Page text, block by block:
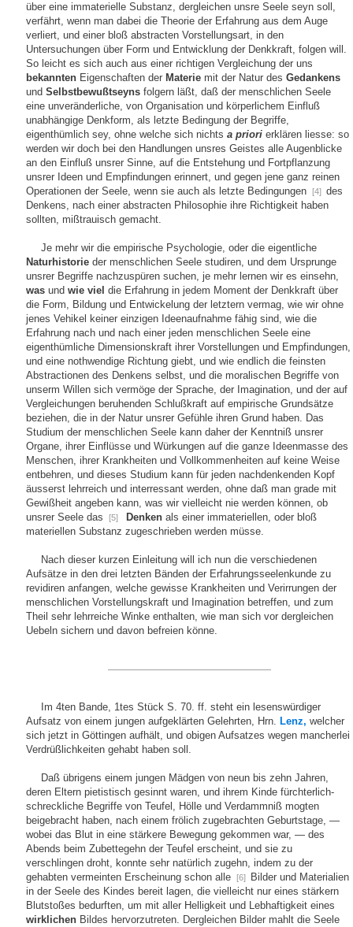
über eine immaterielle Substanz, dergleichen unsre Seele seyn soll,
verfährt, wenn man dabei die Theorie der Erfahrung aus dem Auge
verliert, und einer bloß abstracten Vorstellungsart, in den
Untersuchungen über Form und Entwicklung der Denkkraft, folgen will.
So leicht es sich auch aus einer richtigen Vergleichung der uns
bekannten Eigenschaften der Materie mit der Natur des Gedankens
und Selbstbewußtseyns folgern läßt, daß der menschlichen Seele
eine unveränderliche, von Organisation und körperlichem Einfluß
unabhängige Denkform, als letzte Bedingung der Begriffe,
eigenthümlich sey, ohne welche sich nichts a priori erklären liesse: so
werden wir doch bei den Handlungen unsres Geistes alle Augenblicke
an den Einfluß unsrer Sinne, auf die Entstehung und Fortpflanzung
unsrer Ideen und Empfindungen erinnert, und gegen jene ganz reinen
Operationen der Seele, wenn sie auch als letzte Bedingungen
[4] des
Denkens, nach einer abstracten Philosophie ihre Richtigkeit haben
sollten, mißtrauisch gemacht.
Je mehr wir die empirische Psychologie, oder die eigentliche
Naturhistorie der menschlichen Seele studiren, und dem Ursprunge
unsrer Begriffe nachzuspüren suchen, je mehr lernen wir es einsehn,
was und wie viel die Erfahrung in jedem Moment der Denkkraft über
die Form, Bildung und Entwickelung der letztern vermag, wie wir ohne
jenes Vehikel keiner einzigen Ideenaufnahme fähig sind, wie die
Erfahrung nach und nach einer jeden menschlichen Seele eine
eigenthümliche Dimensionskraft ihrer Vorstellungen und Empfindungen,
und eine nothwendige Richtung giebt, und wie endlich die feinsten
Abstractionen des Denkens selbst, und die moralischen Begriffe von
unserm Willen sich vermöge der Sprache, der Imagination, und der auf
Vergleichungen beruhenden Schlußkraft auf empirische Grundsätze
beziehen, die in der Natur unsrer Gefühle ihren Grund haben. Das
Studium der menschlichen Seele kann daher der Kenntniß unsrer
Organe, ihrer Einflüsse und Würkungen auf die ganze Ideenmasse des
Menschen, ihrer Krankheiten und Vollkommenheiten auf keine Weise
entbehren, und dieses Studium kann für jeden nachdenkenden Kopf
äusserst lehrreich und interressant werden, ohne daß man grade mit
Gewißheit angeben kann, was wir vielleicht nie werden können, ob
unsrer Seele das
[5] Denken als einer immateriellen, oder bloß
materiellen Substanz zugeschrieben werden müsse.
Nach dieser kurzen Einleitung will ich nun die verschiedenen
Aufsätze in den drei letzten Bänden der Erfahrungsseelenkunde zu
revidiren anfangen, welche gewisse Krankheiten und Verirrungen der
menschlichen Vorstellungskraft und Imagination betreffen, und zum
Theil sehr lehrreiche Winke enthalten, wie man sich vor dergleichen
Uebeln sichern und davon befreien könne.
Im 4ten Bande, 1tes Stück S. 70. ff. steht ein lesenswürdiger
Aufsatz von einem jungen aufgeklärten Gelehrten, Hrn. Lenz, welcher
sich jetzt in Göttingen aufhält, und obigen Aufsatzes wegen mancherlei
Verdrüßlichkeiten gehabt haben soll.
Daß übrigens einem jungen Mädgen von neun bis zehn Jahren,
deren Eltern pietistisch gesinnt waren, und ihrem Kinde fürchterlich-
schreckliche Begriffe von Teufel, Hölle und Verdammniß mogten
beigebracht haben, nach einem frölich zugebrachten Geburtstage, —
wobei das Blut in eine stärkere Bewegung gekommen war, — des
Abends beim Zubettegehn der Teufel erscheint, und sie zu
verschlingen droht, konnte sehr natürlich zugehn, indem zu der
gehabten vermeinten Erscheinung schon alle
[6]
Bilder und Materialien
in der Seele des Kindes bereit lagen, die vielleicht nur eines stärkern
Blutstoßes bedurften, um mit aller Helligkeit und Lebhaftigkeit eines
wirklichen Bildes hervorzutreten. Dergleichen Bilder mahlt die Seele